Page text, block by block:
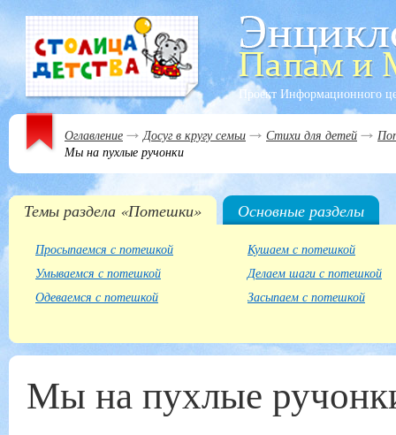
Проект Информационного
Оглавление Досуг в кругу семьи Стихи для детей
Мы на пухлые ручонки
Темы раздела «Потешки» Основные разделы
Просыпаемся с потешкой
Умываемся с потешкой
Одеваемся с потешкой
Кушаем с потешкой
Делаем шаги с потешкой
Засыпаем с потешкой
Мы на пухлые